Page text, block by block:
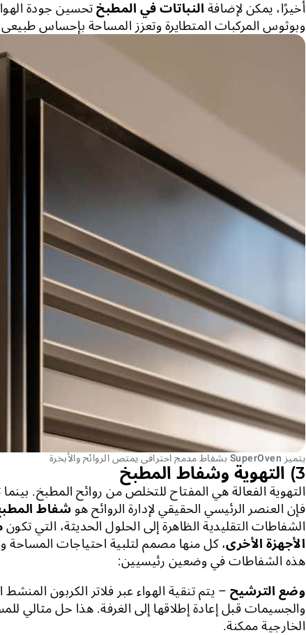
أخيرًا، يمكن لإضافة النباتات في المطبخ تحسين جودة
وبوثوس المركبات المتطايرة وتعزز المساحة بإحساس طبيعي
يتميز SuperOven بشفاط مدمج احترافي يمتص الروائح والأبخرة
3) التهوية وشفاط المطبخ
التهوية الفعالة هي المفتاح للتخلص من روائح المطبخ. بينما
فإن العنصر الرئيسي الحقيقي لإدارة الروائح هو شفاط
الشفاطات التقليدية الظاهرة إلى الحلول الحديثة، التي تكون
الأجهزة الأخرى، كل منها مصمم لتلبية احتياجات المساحة
هذه الشفاطات في وضعين رئيسيين:
وضع الترشيح – يتم تنقية الهواء عبر فلاتر الكربون
والجسيمات قبل إعادة إطلاقها إلى الغرفة. هذا حل مثالي
الخارجية ممكنة.